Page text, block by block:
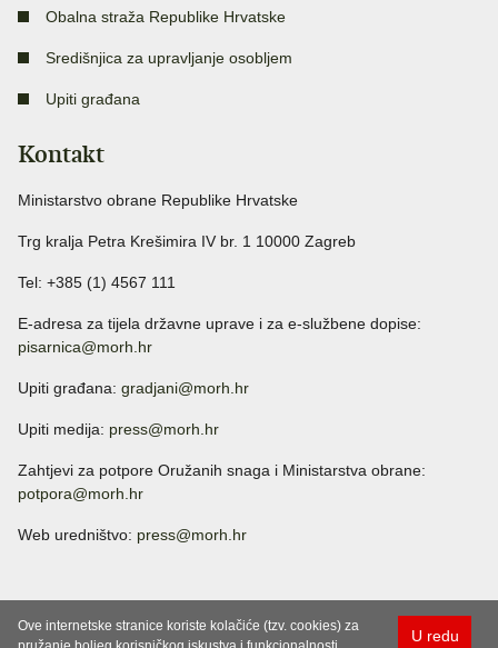
Obalna straža Republike Hrvatske
Središnjica za upravljanje osobljem
Upiti građana
Kontakt
Ministarstvo obrane Republike Hrvatske
Trg kralja Petra Krešimira IV br. 1 10000 Zagreb
Tel: +385 (1) 4567 111
E-adresa za tijela državne uprave i za e-službene dopise:
pisarnica@morh.hr
Upiti građana: gradjani@morh.hr
Upiti medija: press@morh.hr
Zahtjevi za potpore Oružanih snaga i Ministarstva obrane:
potpora@morh.hr
Web uredništvo: press@morh.hr
U redu
Ove internetske stranice koriste kolačiće (tzv. cookies) za